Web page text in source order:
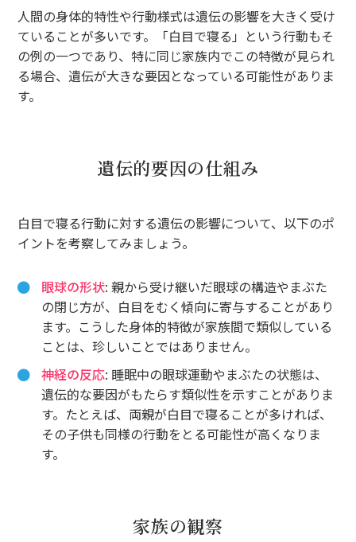
人間の身体的特性や行動様式は遺伝の影響を大きく受け
ていることが多いです。「白目で寝る」という行動もそ
の例の一つであり、特に同じ家族内でこの特徴が見られ
る場合、遺伝が大きな要因となっている可能性がありま
す。
遺伝的要因の仕組み
白目で寝る行動に対する遺伝の影響について、以下のポ
イントを考察してみましょう。
眼球の形状: 親から受け継いだ眼球の構造やまぶた
の閉じ方が、白目をむく傾向に寄与することがあり
ます。こうした身体的特徴が家族間で類似している
ことは、珍しいことではありません。
神経の反応: 睡眠中の眼球運動やまぶたの状態は、
遺伝的な要因がもたらす類似性を示すことがありま
す。たとえば、両親が白目で寝ることが多ければ、
その子供も同様の行動をとる可能性が高くなりま
す。
家族の観察